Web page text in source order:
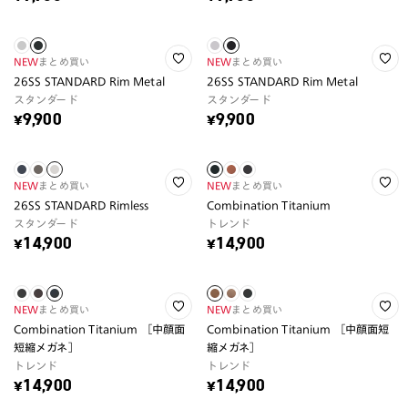
NEWまとめ買い
26SS STANDARD Rim Metal
スタンダード
¥9,900
NEWまとめ買い
26SS STANDARD Rim Metal
スタンダード
¥9,900
NEWまとめ買い
26SS STANDARD Rimless
スタンダード
¥14,900
NEWまとめ買い
Combination Titanium
トレンド
¥14,900
NEWまとめ買い
Combination Titanium ［中顔面
短縮メガネ］
トレンド
¥14,900
NEWまとめ買い
Combination Titanium ［中顔面短
縮メガネ］
トレンド
¥14,900